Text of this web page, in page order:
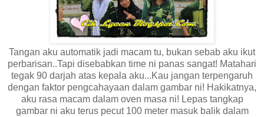
Tangan aku automatik jadi macam tu, bukan sebab aku ikut
perbarisan..Tapi disebabkan time ni panas sangat! Matahari
tegak 90 darjah atas kepala aku...Kau jangan terpengaruh
dengan faktor pengcahayaan dalam gambar ni! Hakikatnya,
aku rasa macam dalam oven masa ni! Lepas tangkap
gambar ni aku terus pecut 100 meter masuk balik dalam